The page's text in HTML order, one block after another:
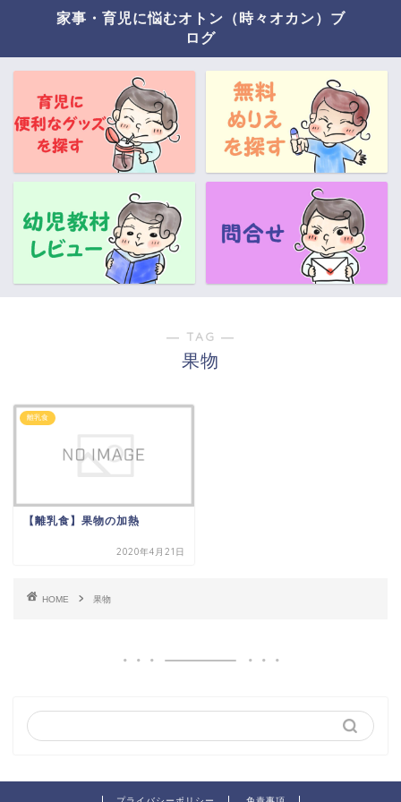
家事・育児に悩むオトン（時々オカン）ブ
ログ
― TAG ―
果物
離乳食
【離乳食】果物の加熱
2020年4月21日
HOME 果物